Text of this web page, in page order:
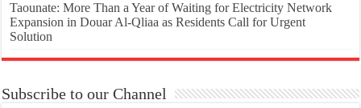
Taounate: More Than a Year of Waiting for Electricity Network
Expansion in Douar Al-Qliaa as Residents Call for Urgent
Solution
Subscribe to our Channel